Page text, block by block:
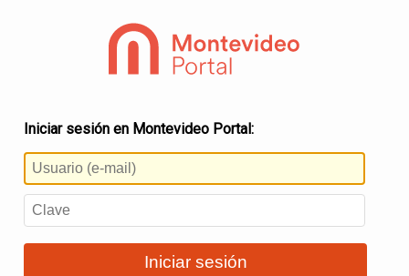
Iniciar sesión en Montevideo Portal:
Iniciar sesión